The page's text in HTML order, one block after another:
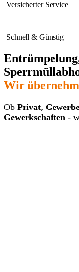
Versicherter Service
Schnell & Günstig
Wir
Ob Privat,
Gewerkschaften -